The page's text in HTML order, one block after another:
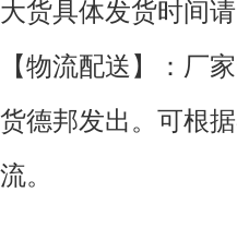
大货具体发货时间请
【物流配送】：厂
货德邦发出。可根
流。